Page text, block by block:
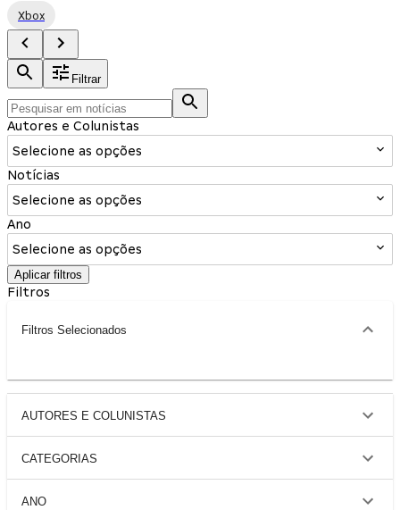
Xbox
Filtrar
Autores e Colunistas
Selecione as opções
Notícias
Selecione as opções
Ano
Selecione as opções
Aplicar filtros
Filtros
Filtros Selecionados
AUTORES E COLUNISTAS
CATEGORIAS
ANO